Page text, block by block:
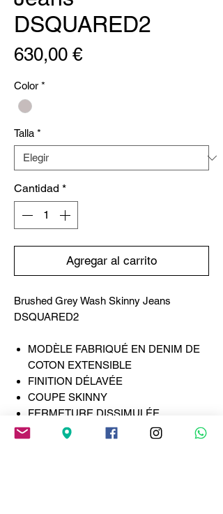
DSQUARED2
630,00 €Precio
Color *
Talla *
Cantidad *
Agregar al carrito
Brushed Grey Wash Skinny Jeans
DSQUARED2
MODÈLE FABRIQUÉ EN DENIM DE
COTON EXTENSIBLE
FINITION DÉLAVÉE
COUPE SKINNY
FERMETURE DISSIMULÉE
COUPE CINQ POCHES